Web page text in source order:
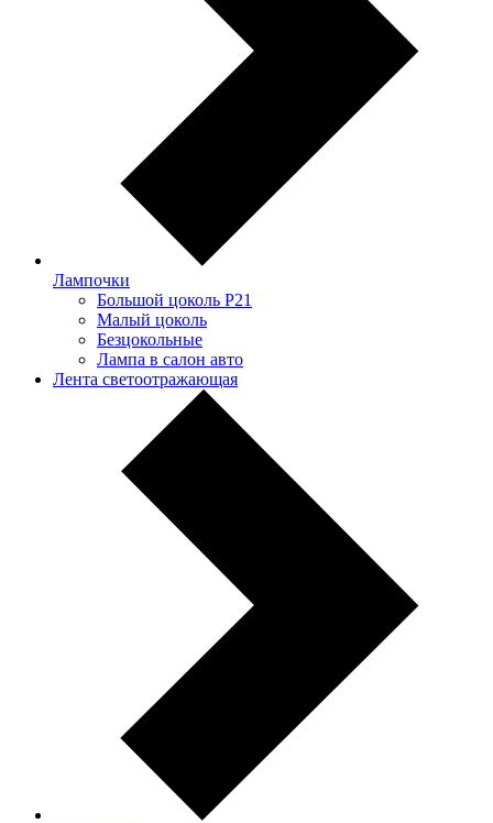
Лампочки
Большой цоколь P21
Малый цоколь
Безцокольные
Лампа в салон авто
Лента светоотражающая